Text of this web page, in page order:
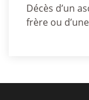
Décès d’un
frère ou